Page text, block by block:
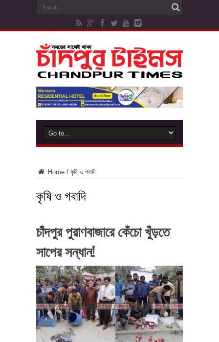
Home / কৃষি ও গবাদি
কৃষি ও গবাদি
চাঁদপুর পুরাণবাজারে কেঁচো খুঁড়তে
সাপের সন্ধান!